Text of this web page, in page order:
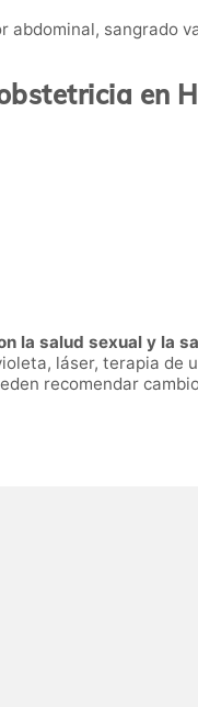
sangrado
en
la salud sexual y la
láser, terapia de
recomendar